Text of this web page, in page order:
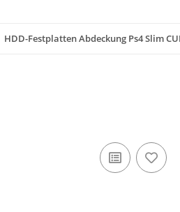
HDD-Festplatten Abdeckung Ps4 Slim